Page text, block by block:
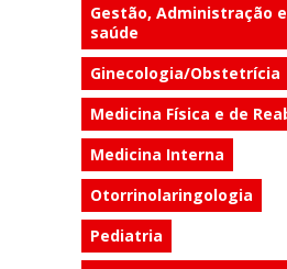
Gestão, Administração
saúde
Ginecologia/Obstetrícia
Medicina Física e de
Medicina Interna
Otorrinolaringologia
Pediatria